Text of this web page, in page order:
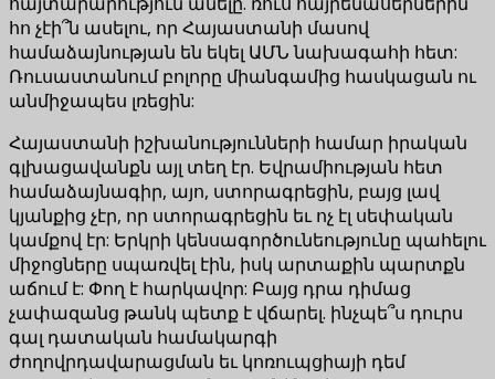
հո չէի՞ն ասելու, որ Հայաստանի մասով
համաձայնության են եկել ԱՄՆ նախագահի հետ:
Ռուսաստանում բոլորը միանգամից հասկացան ու
անմիջապես լռեցին:
Հայաստանի իշխանությունների համար իրական
գլխացավանքն այլ տեղ էր. Եվրամիության հետ
համաձայնագիր, այո, ստորագրեցին, բայց լավ
կյանքից չէր, որ ստորագրեցին եւ ոչ էլ սեփական
կամքով էր: Երկրի կենսագործունեությունը պահելու
միջոցները սպառվել էին, իսկ արտաքին պարտքն
աճում է: Փող է հարկավոր: Բայց դրա դիմաց
չափազանց թանկ պետք է վճարել. ինչպե՞ս դուրս
գալ դատական ​​համակարգի
ժողովրդավարացման եւ կոռուպցիայի դեմ